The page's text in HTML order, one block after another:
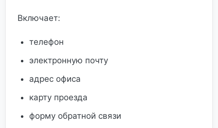
Включает:
телефон
электронную почту
адрес офиса
карту проезда
форму обратной связи